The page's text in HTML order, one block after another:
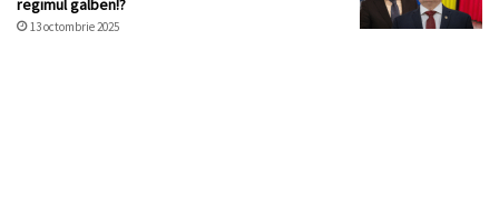
regimul galben!?
13 octombrie 2025